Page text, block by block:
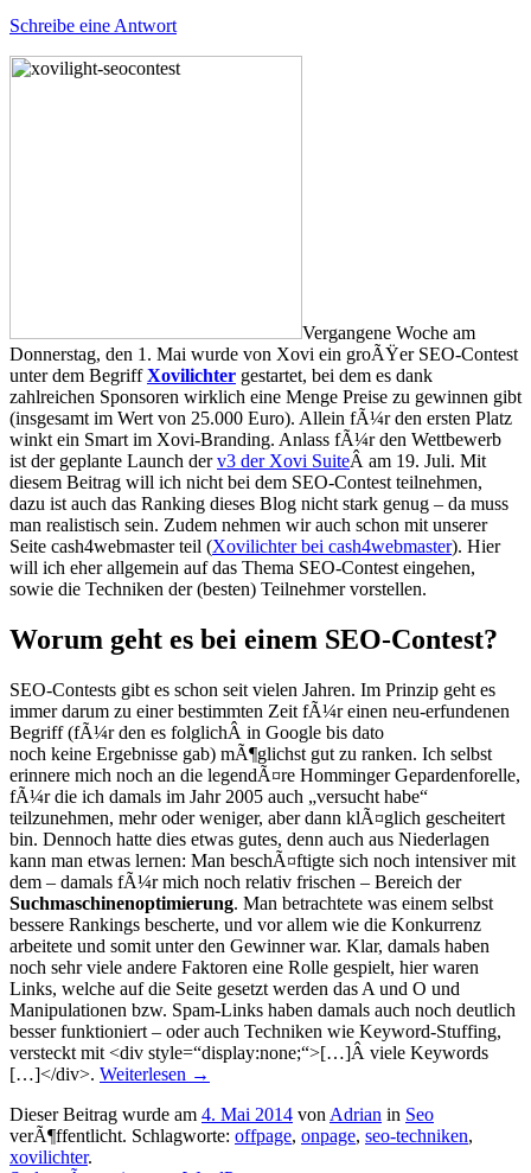
Schreibe eine Antwort
Vergangene Woche am
Donnerstag, den 1. Mai wurde von Xovi ein groÃŸer SEO-Contest
unter dem BegriffXovilichter gestartet, bei dem es dank
zahlreichen Sponsoren wirklich eine Menge Preise zu gewinnen gibt
(insgesamt im Wert von 25.000 Euro). Allein fÃ¼r den ersten Platz
winkt ein Smart im Xovi-Branding. Anlass fÃ¼r den Wettbewerb
ist der geplante Launch derv3 der Xovi SuiteÂ am 19. Juli. Mit
diesem Beitrag will ich nicht bei dem SEO-Contest teilnehmen,
dazu ist auch das Ranking dieses Blog nicht stark genug – da muss
man realistisch sein. Zudem nehmen wir auch schon mit unserer
Seite cash4webmaster teil (Xovilichter bei cash4webmaster). Hier
will ich eher allgemein auf das Thema SEO-Contest eingehen,
sowie die Techniken der (besten) Teilnehmer vorstellen.
Worum geht es bei einem SEO-Contest?
SEO-Contests gibt es schon seit vielen Jahren. Im Prinzip geht es
immer darum zu einer bestimmten Zeit fÃ¼r einen neu-erfundenen
Begriff (fÃ¼r den es folglichÂ in Google bis dato
noch keine Ergebnisse gab) mÃ¶glichst gut zu ranken. Ich selbst
erinnere mich noch an die legendÃ¤re Homminger Gepardenforelle,
fÃ¼r die ich damals im Jahr 2005 auch „versucht habe“
teilzunehmen, mehr oder weniger, aber dann klÃ¤glich gescheitert
bin. Dennoch hatte dies etwas gutes, denn auch aus Niederlagen
kann man etwas lernen: Man beschÃ¤ftigte sich noch intensiver mit
dem – damals fÃ¼r mich noch relativ frischen – Bereich der
Suchmaschinenoptimierung. Man betrachtete was einem selbst
bessere Rankings bescherte, und vor allem wie die Konkurrenz
arbeitete und somit unter den Gewinner war. Klar, damals haben
noch sehr viele andere Faktoren eine Rolle gespielt, hier waren
Links, welche auf die Seite gesetzt werden das A und O und
Manipulationen bzw. Spam-Links haben damals auch noch deutlich
besser funktioniert – oder auch Techniken wie Keyword-Stuffing,
versteckt mit <div style=“display:none;“>[…]Â viele Keywords
[…]</div>. Weiterlesen →
Dieser Beitrag wurde am 4. Mai 2014 von Adrian in Seo
verÃ¶ffentlicht. Schlagworte: offpage, onpage, seo-techniken,
xovilichter.